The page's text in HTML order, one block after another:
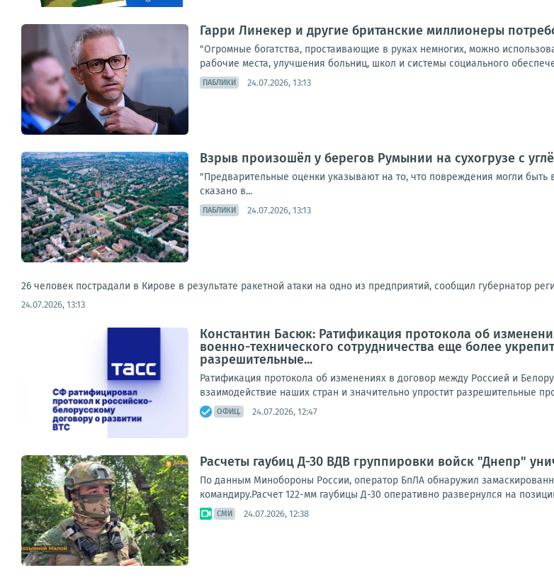
Гарри Линекер и другие британские миллионеры
"Огромные богатства, простаивающие в руках немногих, можно
рабочие места, улучшения больниц, школ и системы социального
ПАБЛИКИ 24.07.2026, 13:13
Взрыв произошёл у берегов Румынии на сухогрузе с
"Предварительные оценки указывают на то, что повреждения могли
сказано в...
ПАБЛИКИ 24.07.2026, 13:13
26 человек пострадали в Кирове в результате ракетной атаки на одно из предприятий, сообщил губернатор
24.07.2026, 13:13
Константин Басюк: Ратификация протокола об
военно-технического сотрудничества еще более
разрешительные...
Ратификация протокола об изменениях в договор между Россией и
взаимодействие наших стран и значительно упростит разрешительные
ОФИЦ. 24.07.2026, 12:47
Расчеты гаубиц Д-30 ВДВ группировки войск "Днепр"
По данным Минобороны России, оператор БпЛА обнаружил
командиру.Расчет 122-мм гаубицы Д-30 оперативно развернулся на
СМИ 24.07.2026, 12:38